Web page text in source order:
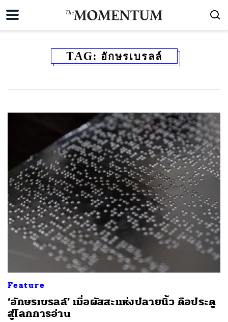
TAG: อักษรเบรลล์
Feature
‘อักษรเบรลล์’ เมื่อผัสสะแห่งปลายนิ้ว คือประตู
สู่โลกการอ่าน